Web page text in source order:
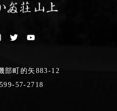
部町的矢883-12
57-2718